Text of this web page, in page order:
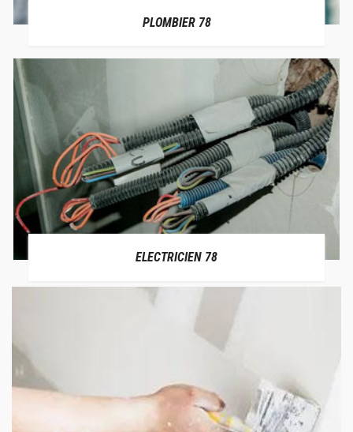
PLOMBIER 78
ELECTRICIEN 78